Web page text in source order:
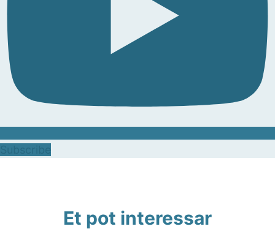
Et pot interessar